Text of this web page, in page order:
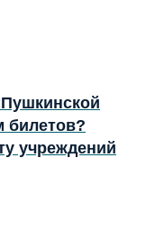
билетов?
учреждений